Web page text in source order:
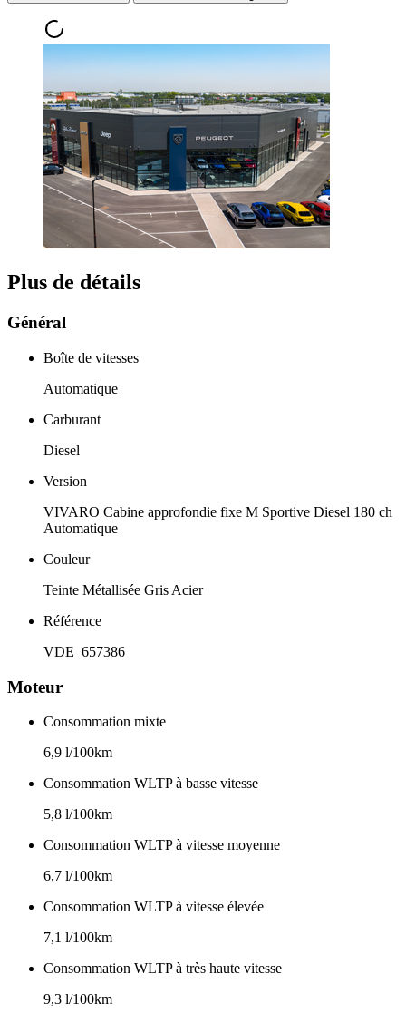
Plus de détails
Général
Boîte de vitesses
Automatique
Carburant
Diesel
Version
VIVARO Cabine approfondie fixe M Sportive Diesel 180 ch
Automatique
Couleur
Teinte Métallisée Gris Acier
Référence
VDE_657386
Moteur
Consommation mixte
6,9 l/100km
Consommation WLTP à basse vitesse
5,8 l/100km
Consommation WLTP à vitesse moyenne
6,7 l/100km
Consommation WLTP à vitesse élevée
7,1 l/100km
Consommation WLTP à très haute vitesse
9,3 l/100km